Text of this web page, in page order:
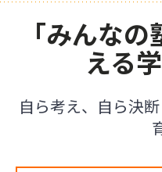
「みんな
える
自ら考え、自ら決